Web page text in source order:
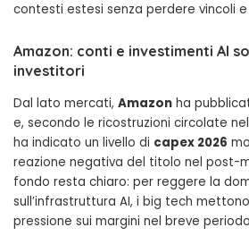
contesti estesi senza perdere vincoli
Amazon: conti e investimenti AI
investitori
Dal lato mercati, Amazon ha
e, secondo le ricostruzioni circolate
ha indicato un livello di capex 2026
reazione negativa del titolo nel post-
fondo resta chiaro: per reggere la
sull’infrastruttura AI, i big tech
pressione sui margini nel breve